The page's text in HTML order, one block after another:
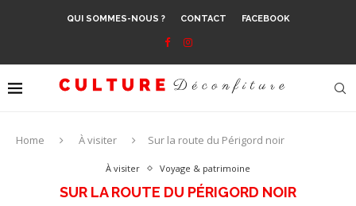
QUI SOMMES-NOUS ? CONTACT FACEBOOK
Home À visiter Sur la route du Périgord noir
À visiter Voyage & patrimoine
SUR LA ROUTE DU PÉRIGORD NOIR